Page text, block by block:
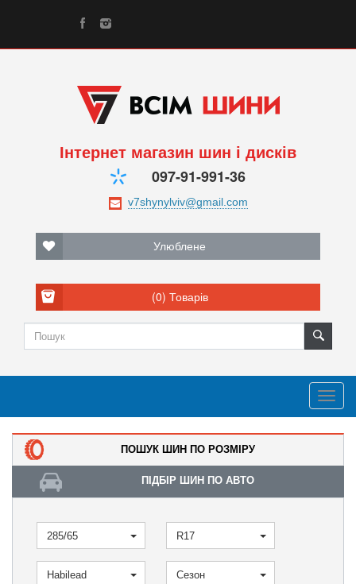
Інтернет магазин шин і дисків
097-91-991-36
Улюблене
(0) Товарів
ПОШУК ШИН ПО РОЗМІРУ
ПІДБІР ШИН ПО АВТО
285/65 R17
Habilead Сезон